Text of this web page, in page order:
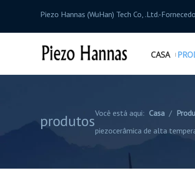
Piezo Hannas (WuHan) Tech Co, .Ltd.-
CASA
produtosVocê está aqui: Casa /
piezocerâmica de alta